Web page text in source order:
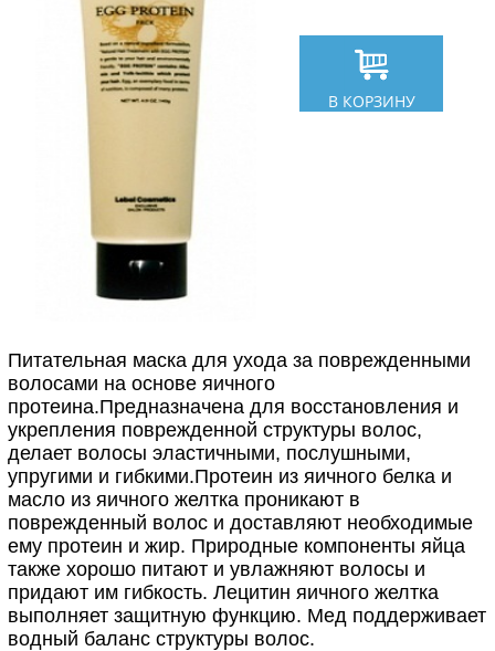
В КОРЗИНУ
Питательная маска для ухода за поврежденными
волосами на основе яичного
протеина.Предназначена для восстановления и
укрепления поврежденной структуры волос,
делает волосы эластичными, послушными,
упругими и гибкими.Протеин из яичного белка и
масло из яичного желтка проникают в
поврежденный волос и доставляют необходимые
ему протеин и жир. Природные компоненты яйца
также хорошо питают и увлажняют волосы и
придают им гибкость. Лецитин яичного желтка
выполняет защитную функцию. Мед поддерживает
водный баланс структуры волос.